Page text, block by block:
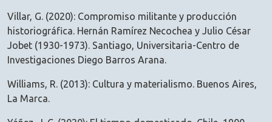
Villar, G. (2020): Compromiso militante y producción
historiográfica. Hernán Ramírez Necochea y Julio César
Jobet (1930-1973). Santiago, Universitaria-Centro de
Investigaciones Diego Barros Arana.
Williams, R. (2013): Cultura y materialismo. Buenos Aires,
La Marca.